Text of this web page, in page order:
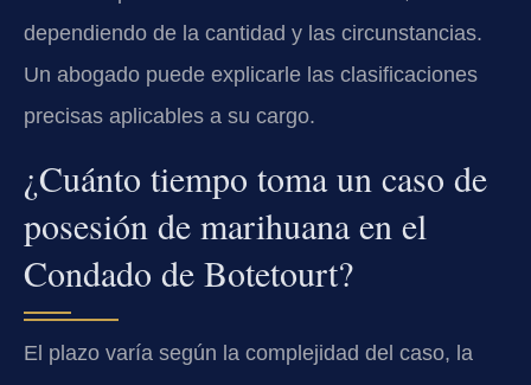
dependiendo de la cantidad y las circunstancias.
Un abogado puede explicarle las clasificaciones
precisas aplicables a su cargo.
¿Cuánto tiempo toma un caso de
posesión de marihuana en el
Condado de Botetourt?
El plazo varía según la complejidad del caso, la